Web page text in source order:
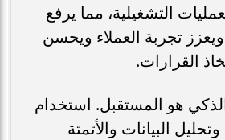
التشغيلية، مما يرفع
تجربة العملاء ويحسن
القرارات.
هو المستقبل. استخدام
البيانات والأتمتة